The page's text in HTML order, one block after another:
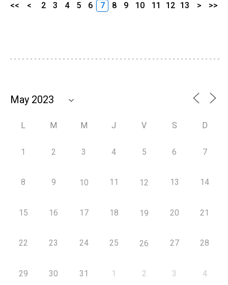
<< < 2 3 4 5 6 7 8 9 10 11 12 13 > >>
L M M J V S D
1 2 3 4 5 6 7
8 9 10 11 12 13 14
15 16 17 18 19 20 21
22 23 24 25 26 27 28
29 30 31 1 2 3 4